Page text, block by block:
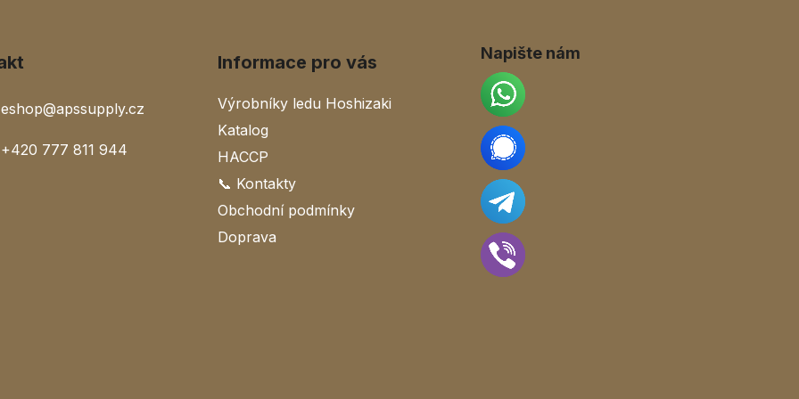
eshop@apssupply.cz
+420 777 811 944
Informace pro vás
Výrobníky ledu Hoshizaki
Katalog
HACCP
📞 Kontakty
Obchodní podmínky
Doprava
Napište nám